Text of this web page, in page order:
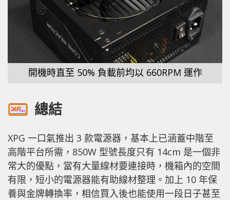
開機時直至 50% 負載前均以 660RPM 運作
總結
XPG 一口氣推出 3 款電源器，基本上已涵蓋中階至
高階平台所需，850W 型號長度只有 14cm 是一個非
常大的優點，當有大量線材要連接時，機箱內的空間
有限，短小的電源器能有助線材整理。加上 10 年保
養與金牌轉換率，相信買入後也能使用一段日子甚至